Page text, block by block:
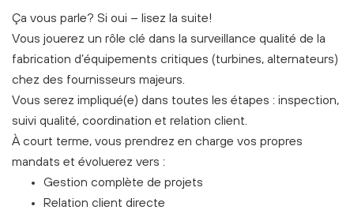
Ça vous parle? Si oui – lisez la suite!
Vous jouerez un rôle clé dans la surveillance qualité de la
fabrication d’équipements critiques (turbines, alternateurs)
chez des fournisseurs majeurs.
Vous serez impliqué(e) dans toutes les étapes : inspection,
suivi qualité, coordination et relation client.
À court terme, vous prendrez en charge vos propres
mandats et évoluerez vers :
Gestion complète de projets
Relation client directe